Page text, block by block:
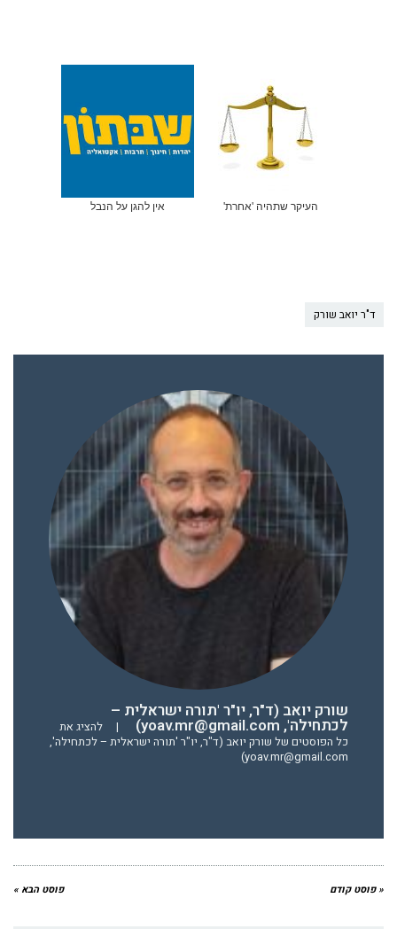
העיקר שתהיה 'אחרת' אין להגן על הנבל
ד"ר יואב שורק
שורק יואב (ד"ר, יו"ר 'תורה ישראלית –
לכתחילה', yoav.mr@gmail.com) |
להציג את
כל הפוסטים של שורק יואב (ד"ר, יו"ר 'תורה ישראלית – לכתחילה',
yoav.mr@gmail.com)
« פוסט קודם פוסט הבא »